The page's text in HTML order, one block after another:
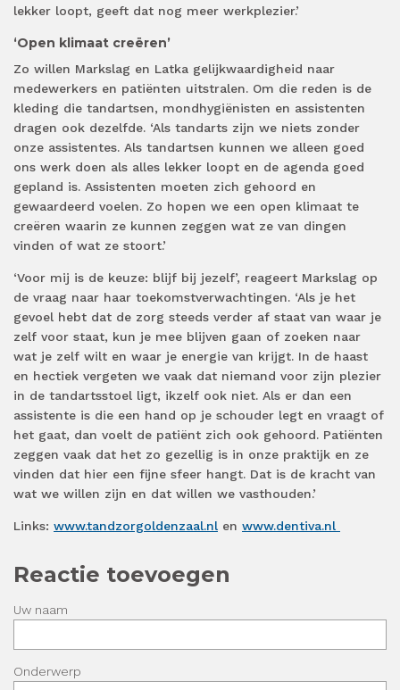
lekker loopt, geeft dat nog meer werkplezier.’
‘Open klimaat creëren’
Zo willen Markslag en Latka gelijkwaardigheid naar
medewerkers en patiënten uitstralen. Om die reden is de
kleding die tandartsen, mondhygiënisten en assistenten
dragen ook dezelfde. ‘Als tandarts zijn we niets zonder
onze assistentes. Als tandartsen kunnen we alleen goed
ons werk doen als alles lekker loopt en de agenda goed
gepland is. Assistenten moeten zich gehoord en
gewaardeerd voelen. Zo hopen we een open klimaat te
creëren waarin ze kunnen zeggen wat ze van dingen
vinden of wat ze stoort.’
‘Voor mij is de keuze: blijf bij jezelf’, reageert Markslag op
de vraag naar haar toekomstverwachtingen. ‘Als je het
gevoel hebt dat de zorg steeds verder af staat van waar je
zelf voor staat, kun je mee blijven gaan of zoeken naar
wat je zelf wilt en waar je energie van krijgt. In de haast
en hectiek vergeten we vaak dat niemand voor zijn plezier
in de tandartsstoel ligt, ikzelf ook niet. Als er dan een
assistente is die een hand op je schouder legt en vraagt of
het gaat, dan voelt de patiënt zich ook gehoord. Patiënten
zeggen vaak dat het zo gezellig is in onze praktijk en ze
vinden dat hier een fijne sfeer hangt. Dat is de kracht van
wat we willen zijn en dat willen we vasthouden.’
Links: www.tandzorgoldenzaal.nl en www.dentiva.nl
Reactie toevoegen
Uw naam
Onderwerp